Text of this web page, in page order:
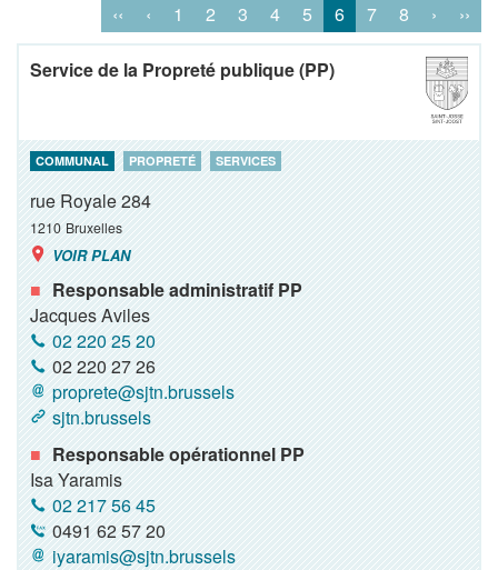
‹‹
‹ 1 2 3 4 5 6 7 8 › ››
Service de la Propreté publique (PP)
COMMUNAL PROPRETÉ SERVICES
rue Royale 284
1210 Bruxelles
VOIR PLAN
Responsable administratif PP
Jacques Aviles
02 220 25 20
02 220 27 26
proprete@sjtn.brussels
sjtn.brussels
Responsable opérationnel PP
Isa Yaramis
02 217 56 45
0491 62 57 20
iyaramis@sjtn.brussels